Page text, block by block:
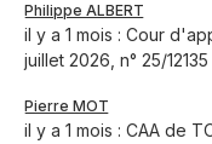
Philippe ALBERT
il y a 1 mois : Cour
juillet 2026, n° 25/12135
Pierre MOT
il y a 1 mois : CAA de